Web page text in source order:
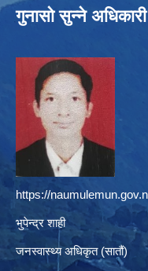
गुनासो सुन्ने अधिकारी
https://
भुपेन्द्र शाही
जनस्वास्थ्य अधिकृत (सातौं)